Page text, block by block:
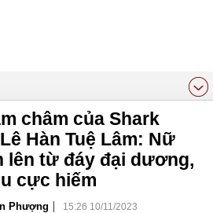
châm của Shark
Hàn Tuệ Lâm: Nữ
lên từ đáy đại dương,
cực hiếm
Phượng | 15:26 10/11/2023